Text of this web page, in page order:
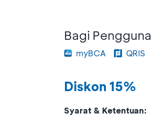
Bagi Pengguna
myBCA QRIS
Diskon 15%
Syarat & Ketentuan: